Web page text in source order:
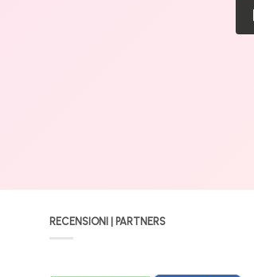
RECENSIONI | PARTNERS